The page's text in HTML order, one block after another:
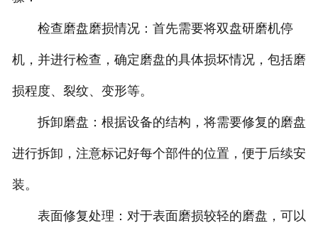
人才招聘
联系我们
检查磨盘磨损情况：首先需要将双盘研磨机停
机，并进行检查，确定磨盘的具体损坏情况，包括磨
损程度、裂纹、变形等。
拆卸磨盘：根据设备的结构，将需要修复的磨盘
进行拆卸，注意标记好每个部件的位置，便于后续安
装。
表面修复处理：对于表面磨损较轻的磨盘，可以